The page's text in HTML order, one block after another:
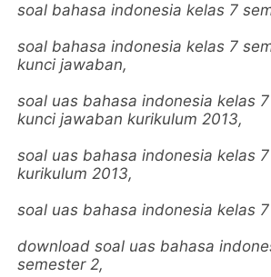
soal bahasa indonesia kelas 7
soal bahasa indonesia kelas 7
kunci jawaban,
soal uas bahasa indonesia kelas
kunci jawaban kurikulum 2013,
soal uas bahasa indonesia kelas
kurikulum 2013,
soal uas bahasa indonesia kelas
download soal uas bahasa
semester 2,